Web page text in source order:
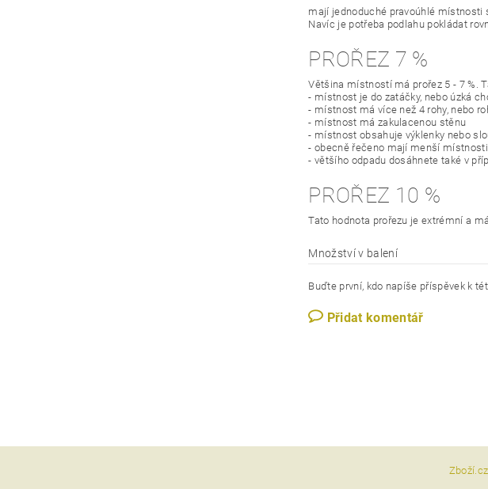
mají jednoduché pravoúhlé místnosti
Navíc je potřeba podlahu pokládat
PROŘEZ 7 %
Většina místností má prořez 5 - 7 %.
- místnost je do zatáčky, nebo úzká
- místnost má více než 4 rohy, nebo
- místnost má zakulacenou stěnu
- místnost obsahuje výklenky nebo
- obecně řečeno mají menší
- většího odpadu dosáhnete také v
PROŘEZ 10 %
Tato hodnota prořezu je extrémní a
Množství v balení
Buďte první, kdo napíše příspěvek k
Přidat komentář
Zboží.cz